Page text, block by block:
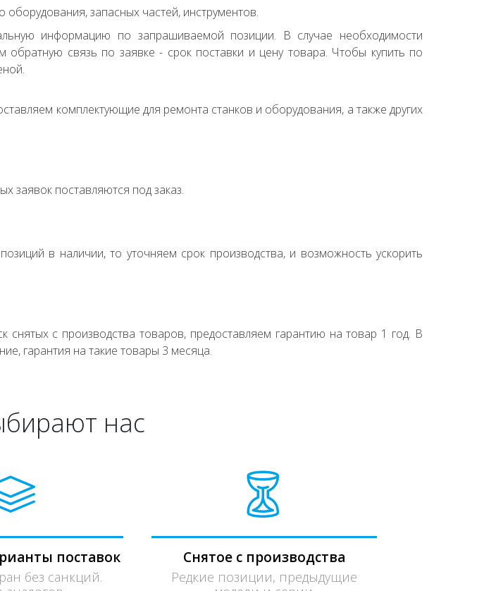
запасных частей, инструментов.
информацию по запрашиваемой позиции. В случае необходимости
связь по заявке - срок поставки и цену товара. Чтобы купить по
комплектующие для ремонта станков и оборудования, а также других
заявок поставляются под заказ.
в наличии, то уточняем срок производства, и возможность ускорить
с производства товаров, предоставляем гарантию на товар 1 год. В
гарантия на такие товары 3 месяца.
нас
поставок
без санкций.
Снятое с производства
Редкие позиции, предыдущие